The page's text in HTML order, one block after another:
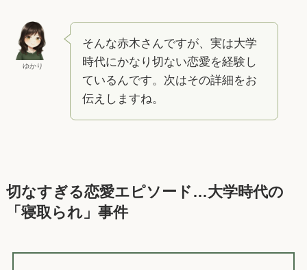
ゆかり
そんな赤木さんですが、実は大学
時代にかなり切ない恋愛を経験し
ているんです。次はその詳細をお
伝えしますね。
切なすぎる恋愛エピソード…大学時代の
「寝取られ」事件